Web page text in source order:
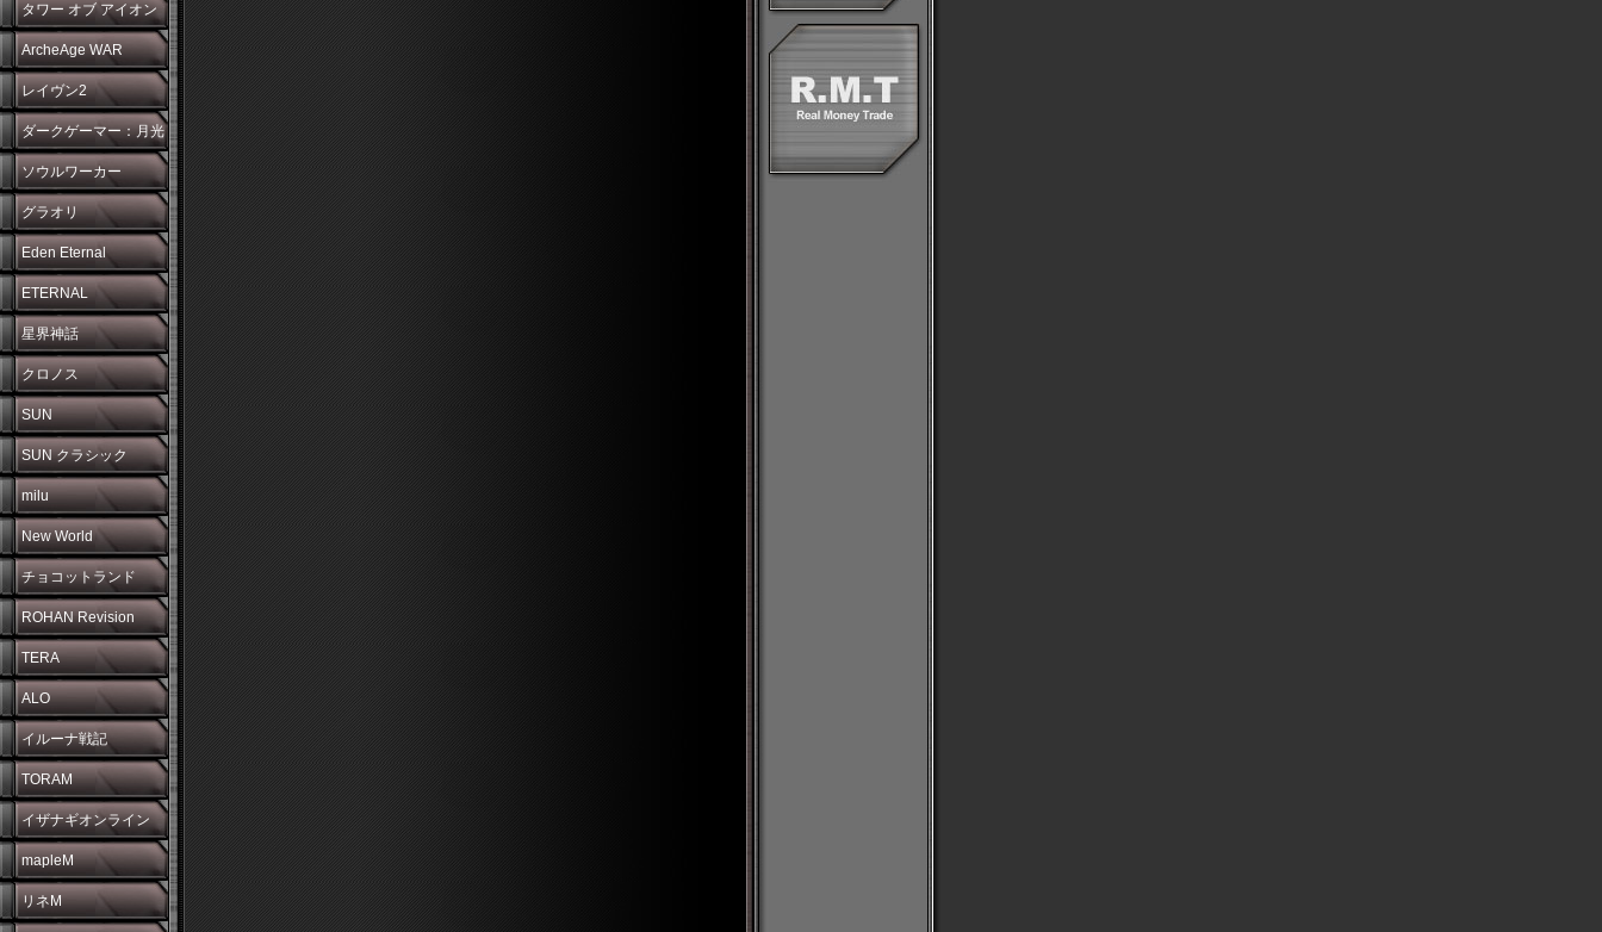
タワー オブ アイオン
ArcheAge WAR
レイヴン2
ダークゲーマー：月光
彫刻師
ソウルワーカー
グラオリ
Eden Eternal
ETERNAL
星界神話
クロノス
SUN
SUN クラシック
milu
New World
チョコットランド
ROHAN Revision
TERA
ALO
イルーナ戦記
TORAM
イザナギオンライン
mapleM
リネM